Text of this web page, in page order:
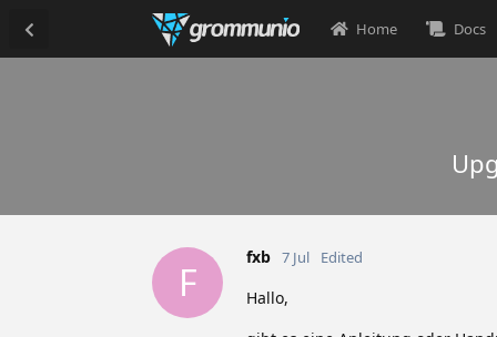
Home Docs
F
fxb 7 Jul Edited
Hallo,